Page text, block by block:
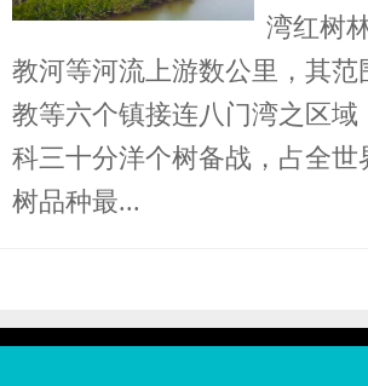
湾红树
教河等河流上游数公里，其
教等六个镇接连八门湾之区
科三十分洋个树备战，占全
树品种最...